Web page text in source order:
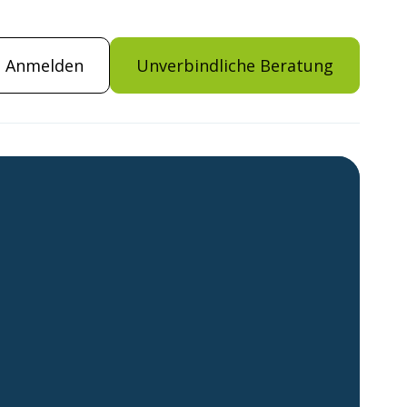
Anmelden Unverbindliche Beratung